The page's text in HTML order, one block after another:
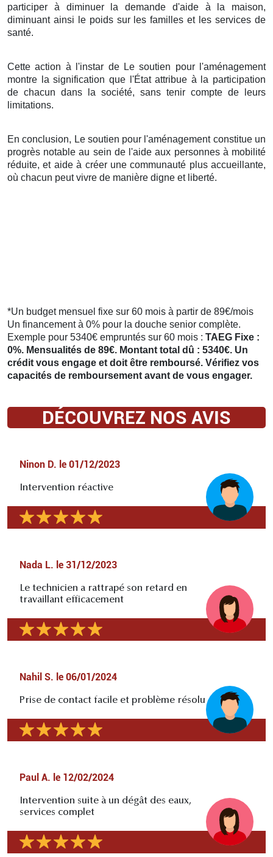
participer à diminuer la demande d'aide à la maison,
diminuant ainsi le poids sur les familles et les services de
santé.
Cette action à l'instar de Le soutien pour l'aménagement
montre la signification que l'État attribue à la participation
de chacun dans la société, sans tenir compte de leurs
limitations.
En conclusion, Le soutien pour l'aménagement constitue un
progrès notable au sein de l'aide aux personnes à mobilité
réduite, et aide à créer une communauté plus accueillante,
où chacun peut vivre de manière digne et liberté.
*Un budget mensuel fixe sur 60 mois à partir de 89€/mois
Un financement à 0% pour la douche senior complète.
Exemple pour 5340€ empruntés sur 60 mois : TAEG Fixe :
0%. Mensualités de 89€. Montant total dû : 5340€. Un
crédit vous engage et doit être remboursé. Vérifiez vos
capacités de remboursement avant de vous engager.
DÉCOUVREZ NOS AVIS
Ninon D. le 01/12/2023
Intervention réactive
Nada L. le 31/12/2023
Le technicien a rattrapé son retard en
travaillant efficacement
Nahil S. le 06/01/2024
Prise de contact facile et problème résolu
Paul A. le 12/02/2024
Intervention suite à un dégât des eaux,
services complet